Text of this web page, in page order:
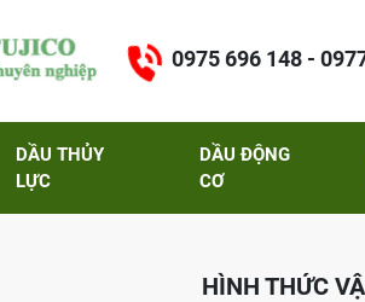
0975 696 148 -
DẦU THỦY
LỰC
DẦU ĐỘNG
CƠ
HÌNH THỨC